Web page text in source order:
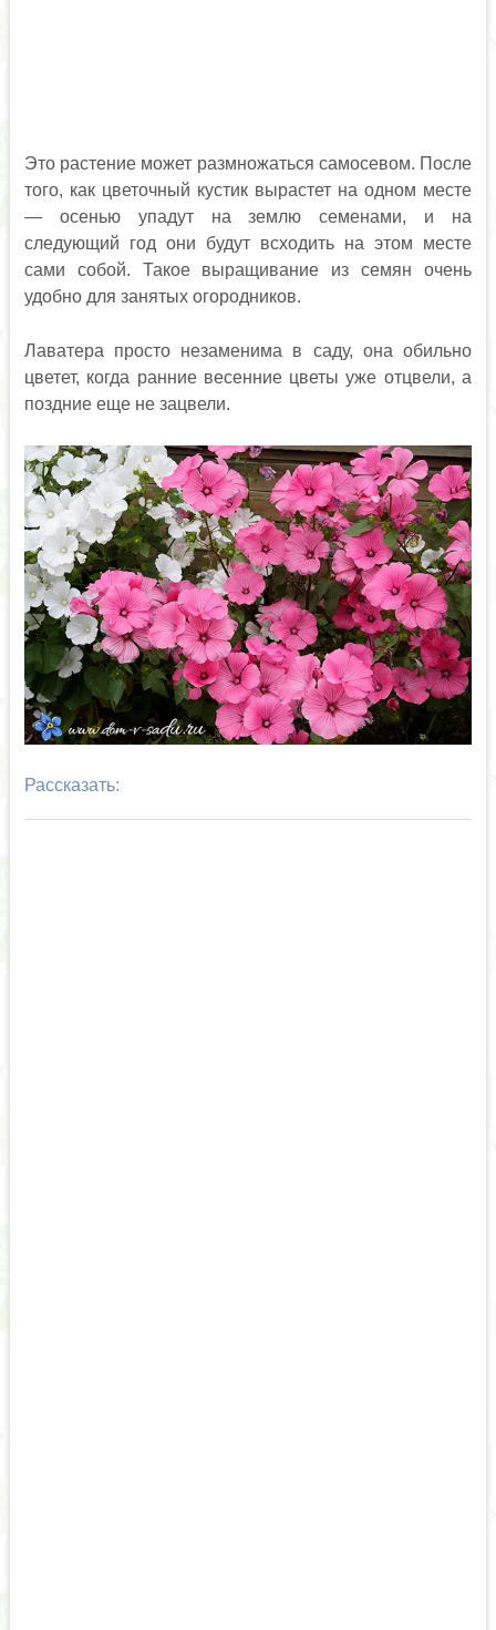
Это растение может размножаться самосевом. После
того, как цветочный кустик вырастет на одном месте
— осенью упадут на землю семенами, и на
следующий год они будут всходить на этом месте
сами собой. Такое выращивание из семян очень
удобно для занятых огородников.
Лаватера просто незаменима в саду, она обильно
цветет, когда ранние весенние цветы уже отцвели, а
поздние еще не зацвели.
Рассказать: